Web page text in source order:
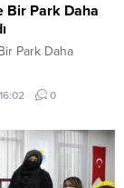
Bir Park Daha
Park Daha
0